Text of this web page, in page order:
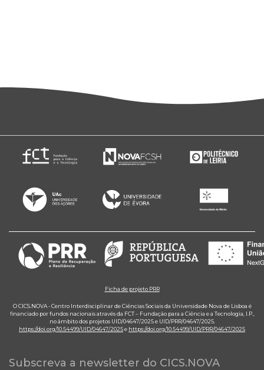
Ficha de projeto PRR
O CICS.NOVA - Centro Interdisciplinar de Ciências Sociais da Universidade Nova de Lisboa é
financiado por fundos nacionais através da FCT – Fundação para a Ciência e a Tecnologia, I.P.,
no âmbito dos projetos UID/04647/2025 e UID/PRR/04647/2025.
https://doi.org/10.54499/UID/04647/2025e https://doi.org/10.54499/UID/PRR/04647/2025
Subscreva a newsletter do CICS.NOVA